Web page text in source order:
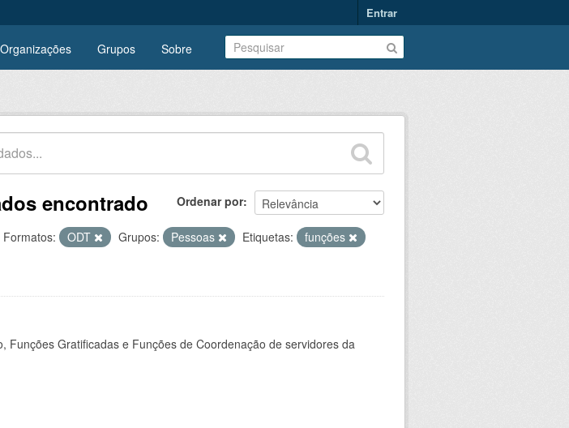
Entrar
Organizações Grupos Sobre
Ordenar por
encontrado
Formatos: ODT Grupos: Pessoas Etiquetas:
funções
Funções Gratificadas e Funções de Coordenação de servidores da